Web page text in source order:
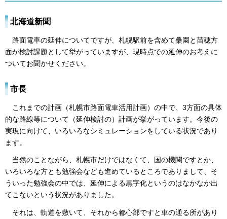
北海道新聞
路面電車の延伸についてですが、札幌駅前を含めて桑園と苗穂方
面が検討課題として挙がっていますが、現時点での延伸のお考えに
ついてお聞かせください。
市長
これまでの計画（札幌市路面電車活用計画）の中で、3方面の具体
的な路線等について（延伸検討の）計画が挙がっています。今後の
実現に向けて、いろいろなシミュレーションをしている状況であり
ます。
当然のことながら、札幌市だけではなくて、国の機関ですとか、
いろいろな方とも勉強会なども進めているところでありまして、そ
ういった勉強会の中では、延伸による黒字化というのはなかなか出
てこないという状況がありました。
それは、軌道を敷いて、それから都心部ですと車の通る所があり